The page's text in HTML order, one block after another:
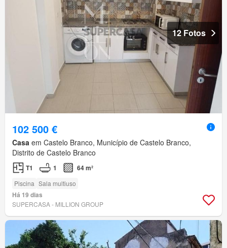
12 Fotos
102 500 €
Casa em Castelo Branco, Município de Castelo Branco,
Distrito de Castelo Branco
T1 1 64 m²
Piscina Sala multiuso
Há 19 dias
SUPERCASA - MILLION GROUP